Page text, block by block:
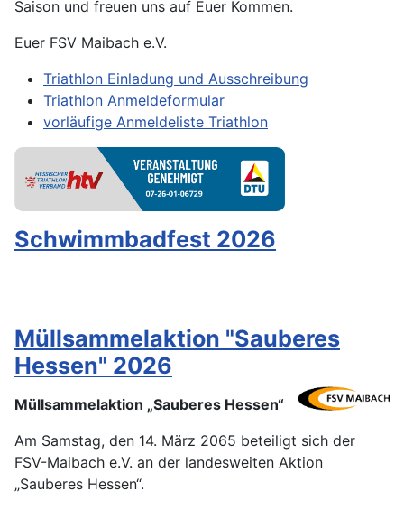
Saison und freuen uns auf Euer Kommen.
Euer FSV Maibach e.V.
Triathlon Einladung und Ausschreibung
Triathlon Anmeldeformular
vorläufige Anmeldeliste Triathlon
Schwimmbadfest 2026
Müllsammelaktion "Sauberes
Hessen" 2026
Müllsammelaktion „Sauberes Hessen“
Am Samstag, den 14. März 2065 beteiligt sich der
FSV-Maibach e.V. an der landesweiten Aktion
„Sauberes Hessen“.